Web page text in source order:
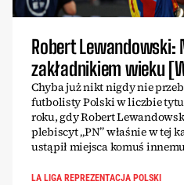
Robert Lewandowski:
zakładnikiem wieku
Chyba już nikt nigdy nie
futbolisty Polski w liczbie
roku, gdy Robert
plebiscyt „PN” właśnie w tej
ustąpił miejsca komuś
LA LIGA REPREZENTACJA POLSKI